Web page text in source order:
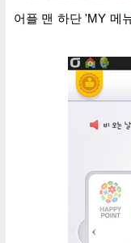
어플 맨 하단 'MY 메